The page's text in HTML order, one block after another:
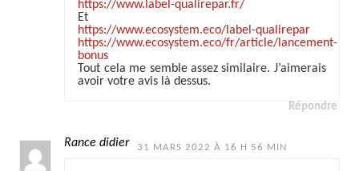
https://www.label-qualirepar.fr/
Et
https://www.ecosystem.eco/label-qualirepar
https://www.ecosystem.eco/fr/article/lancement-
bonus
Tout cela me semble assez similaire. J’aimerais
avoir votre avis là dessus.
Répondre
Rance didier 31 MARS 2022 À 16 H 56 MIN